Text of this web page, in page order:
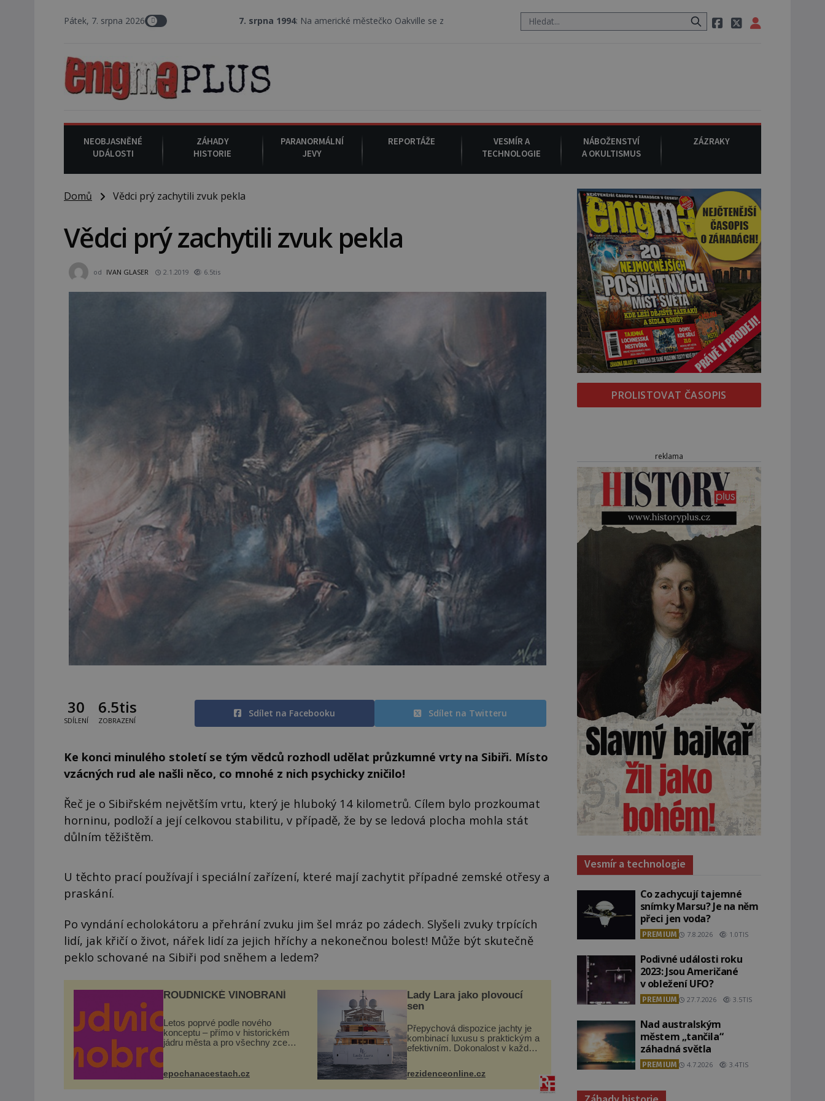
Pátek, 7. srpna 2026 : Na americké městečko Oakville se z nebe snáší podivná rosolovitá látka neznámého původu. 7. srpna 1994: Na americké městečko
NEOBJASNĚNÉ
UDÁLOSTI
ZÁHADY
HISTORIE
PARANORMÁLNÍ
JEVY
REPORTÁŽE
VESMÍR A
TECHNOLOGIE
NÁBOŽENSTVÍ
A OKULTISMUS
ZÁZRAKY
Domů Vědci prý zachytili zvuk pekla
Vědci prý zachytili zvuk pekla
od IVAN GLASER 2.1.2019 6.5tis
30
SDÍLENÍ
6.5tis
ZOBRAZENÍ
Sdílet na Facebooku Sdílet na Twitteru
Ke konci minulého století se tým vědců rozhodl udělat průzkumné vrty na Sibiři. Místo
vzácných rud ale našli něco, co mnohé z nich psychicky zničilo!
Řeč je o Sibiřském největším vrtu, který je hluboký 14 kilometrů. Cílem bylo prozkoumat
horninu, podloží a její celkovou stabilitu, v případě, že by se ledová plocha mohla stát
důlním těžištěm.
U těchto prací používají i speciální zařízení, které mají zachytit případné zemské otřesy a
praskání.
Po vyndání echolokátoru a přehrání zvuku jim šel mráz po zádech. Slyšeli zvuky trpících
lidí, jak křičí o život, nářek lidí za jejich hříchy a nekonečnou bolest! Může být skutečně
peklo schované na Sibiři pod sněhem a ledem?
ROUDNICKÉ VINOBRANÍ
Letos poprvé podle nového
konceptu – přímo v historickém
jádru města a pro všechny zcela
náměstí. Návštěvníci se mohou
těšit na víno, burčák, pes...
epochanacestach.cz
Lady Lara jako plovoucí
sen
Přepychová dispozice jachty je
kombinací luxusu s praktickým a
efektivním. Dokonalost v každém
paluby. Monacký přístav nabízí
každoročn...
rezidenceonline.cz
PROLISTOVAT ČASOPIS
reklama
Vesmír a technologie
Co zachycují tajemné
snímky Marsu? Je na něm
přeci jen voda?
PREMIUM 7.8.2026 1.0TIS
Podivné události roku
2023: Jsou Američané
v obležení UFO?
PREMIUM 27.7.2026 3.5TIS
Nad australským
městem „tančila“
záhadná světla
PREMIUM 4.7.2026 3.4TIS